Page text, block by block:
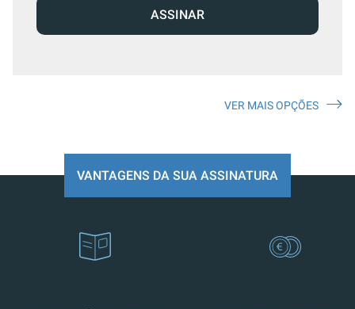
ASSINAR
VER MAIS OPÇÕES
VANTAGENS DA SUA ASSINATURA